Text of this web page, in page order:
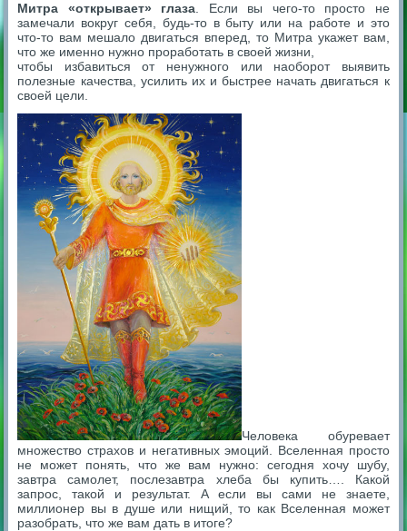
Митра «открывает» глаза . Если вы чего-то просто не
замечали вокруг себя, будь-то в быту или на работе и это
что-то вам мешало двигаться вперед, то Митра укажет вам,
что же именно нужно проработать в своей жизни,
чтобы избавиться от ненужного или наоборот выявить
полезные качества, усилить их и быстрее начать двигаться к
своей цели.
Человека обуревает
множество страхов и негативных эмоций. Вселенная просто
не может понять, что же вам нужно: сегодня хочу шубу,
завтра самолет, послезавтра хлеба бы купить…. Какой
запрос, такой и результат. А если вы сами не знаете,
миллионер вы в душе или нищий, то как Вселенная может
разобрать, что же вам дать в итоге?